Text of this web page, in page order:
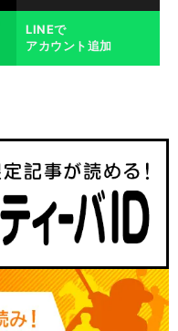
LINEで
アカウント追加